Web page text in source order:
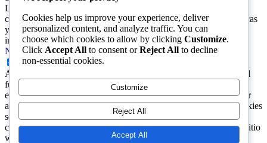
Las cookies son necesarias para que el sitio web funcione
correctamente. Nuestras cookies garantizan funcionalidades básicas
y características de seguridad del sitio web. No almacenan
información personal alguna.
Non-necessary
Non-necessary
Algunas cookies pueden no ser particularmente necesarias para el
funcionamiento del sitio web. Las mismas se utilizan
específicamente a fin recopilar datos de navegación y así procesar
análisis, anuncios y otros contenidos integrados. Este tipo de cookies
se denomina \"no necesarias\". Es obligatorio obtener el
consentimiento del usuario antes de ejecutar estas cookies en su sitio
web.
Cookies help us improve your experience, deliver
personalized content, and analyze traffic. You can
choose which cookies to allow by clicking Customize.
Click Accept All to consent orReject All to decline
non-essential cookies.
Customize
Reject All
Accept All